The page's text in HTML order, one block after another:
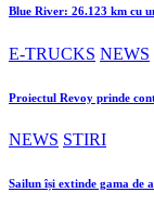
Blue River: 26.123 km cu
E-TRUCKS NEWS
Proiectul Revoy prinde
NEWS STIRI
Sailun își extinde gama de